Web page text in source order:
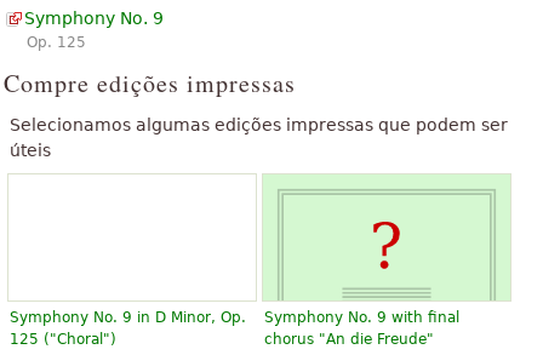
Symphony No. 9
Op. 125
Compre edições impressas
Selecionamos algumas edições impressas que podem ser
úteis
Symphony No. 9 in D Minor, Op.
125 ("Choral")
Symphony No. 9 with final
chorus "An die Freude"